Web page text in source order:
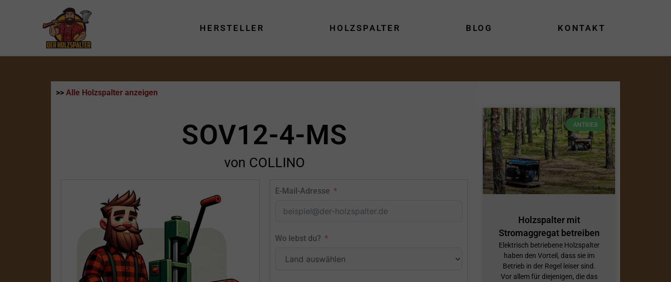
HERSTELLER HOLZSPALTER BLOG KONTAKT
>> Alle Holzspalter anzeigen
SOV12-4-MS
von COLLINO
E-Mail-Adresse
Wo lebst du?
ANTRIEB
Holzspalter mit
Stromaggregat betreiben
Elektrisch betriebene Holzspalter
haben den Vorteil, dass sie im
Betrieb in der Regel leiser sind.
Vor allem für diejenigen, die das